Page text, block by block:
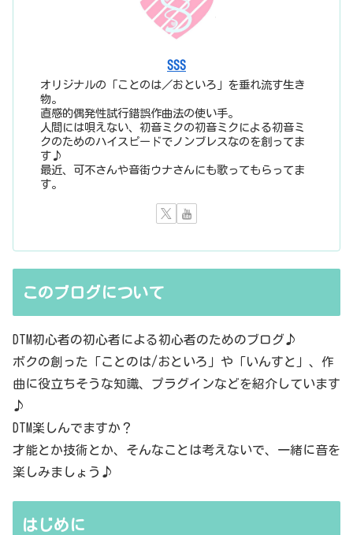
SSS
オリジナルの「ことのは／おといろ」を垂れ流す生き
物。
直感的偶発性試行錯誤作曲法の使い手。
人間には唄えない、初音ミクの初音ミクによる初音ミ
クのためのハイスピードでノンブレスなのを創ってま
す♪
最近、可不さんや音街ウナさんにも歌ってもらってま
す。
このブログについて
DTM初心者の初心者による初心者のためのブログ♪
ボクの創った「ことのは/おといろ」や「いんすと」、作
曲に役立ちそうな知識、プラグインなどを紹介しています
♪
DTM楽しんでますか？
才能とか技術とか、そんなことは考えないで、一緒に音を
楽しみましょう♪
はじめに